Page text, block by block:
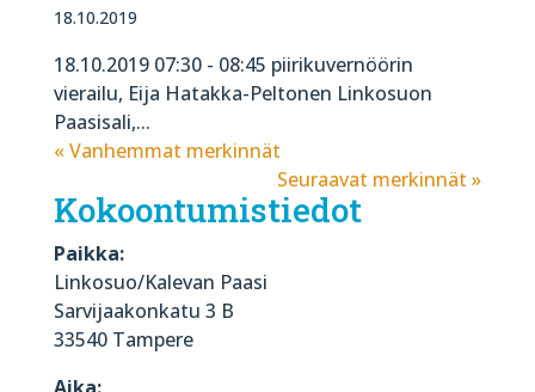
18.10.2019
18.10.2019 07:30 - 08:45 piirikuvernöörin
vierailu, Eija Hatakka-Peltonen Linkosuon
Paasisali,...
« Vanhemmat merkinnät
Seuraavat merkinnät »
Kokoontumistiedot
Paikka:
Linkosuo/Kalevan Paasi
Sarvijaakonkatu 3 B
33540 Tampere